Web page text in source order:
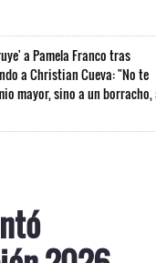
a Pamela Franco tras
a Christian Cueva: "No te
mayor, sino a un borracho,